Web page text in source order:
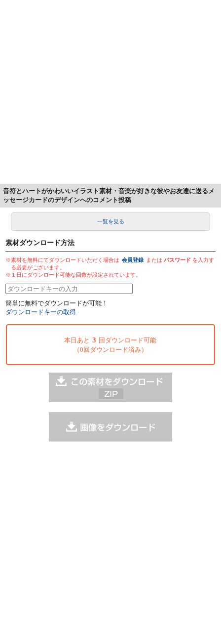
音符とハートがかわいいイラスト素材・音楽が好きな彼やお友達に送るメ
ッセージカードのデザインへのコメント投稿
一覧を見る
素材ダウンロード方法
※素材を無料にてダウンロードいただく場合は 会員登録 またはパスワード を入力す
る必要がございます。
※１日にダウンロード可能な回数が設定されています。
簡単に無料でダウンロードが可能！
ダウンロードキーの取得
本日あと 3 回ダウンロード可能
（0回ダウンロード済み）